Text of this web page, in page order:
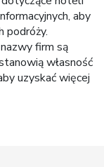
aby
podróży.
firm są
własność
uzyskać więcej